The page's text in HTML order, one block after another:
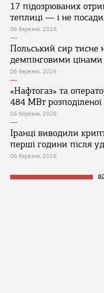
17 підозрюваних
теплиці — і не
06 березня, 2026
Польський сир тисне
демпінговими цінами
06 березня, 2026
«Нафтогаз» та
484 МВт розподіленої
06 березня, 2026
Іранці виводили
перші години після
06 березня, 2026